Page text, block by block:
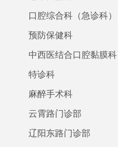
口腔综合科（急诊科）
预防保健科
中西医结合口腔黏膜科
特诊科
麻醉手术科
云霄路门诊部
辽阳东路门诊部